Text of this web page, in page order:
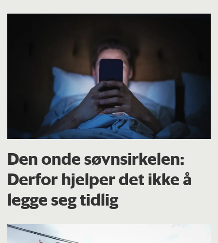
Den onde søvnsirkelen:
Derfor hjelper det ikke å
legge seg tidlig